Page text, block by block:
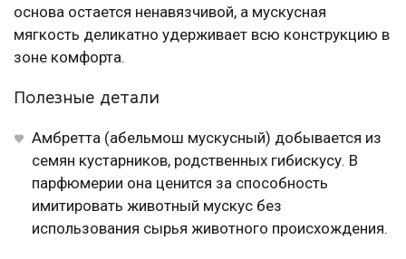
основа остается ненавязчивой, а мускусная
мягкость деликатно удерживает всю конструкцию в
зоне комфорта.
Полезные детали
Амбретта (абельмош мускусный) добывается из
семян кустарников, родственных гибискусу. В
парфюмерии она ценится за способность
имитировать животный мускус без
использования сырья животного происхождения.